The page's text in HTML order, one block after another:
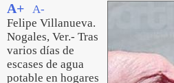
A+
A-
Felipe Villanueva.
Nogales, Ver.- Tras
varios días de
escases de agua
potable en hogares